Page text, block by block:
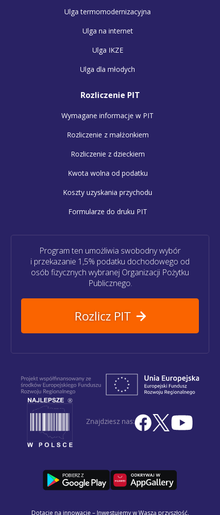
Ulga termomodernizacyjna
Ulga na internet
Ulga IKZE
Ulga dla młodych
Rozliczenie PIT
Wymagane informacje w PIT
Rozliczenie z małżonkiem
Rozliczenie z dzieckiem
Kwota wolna od podatku
Koszty uzyskania przychodu
Formularze do druku PIT
Program ten umożliwia swobodny wybór
i przekazanie 1,5% podatku dochodowego od
osób fizycznych wybranej Organizacji Pożytku
Publicznego.
Rozlicz PIT
Znajdziesz nas:
Dotacje na innowacje – Inwestujemy w Waszą przyszłość.